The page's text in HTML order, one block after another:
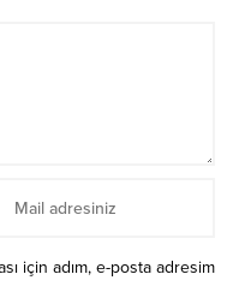
için adım, e-posta adresim